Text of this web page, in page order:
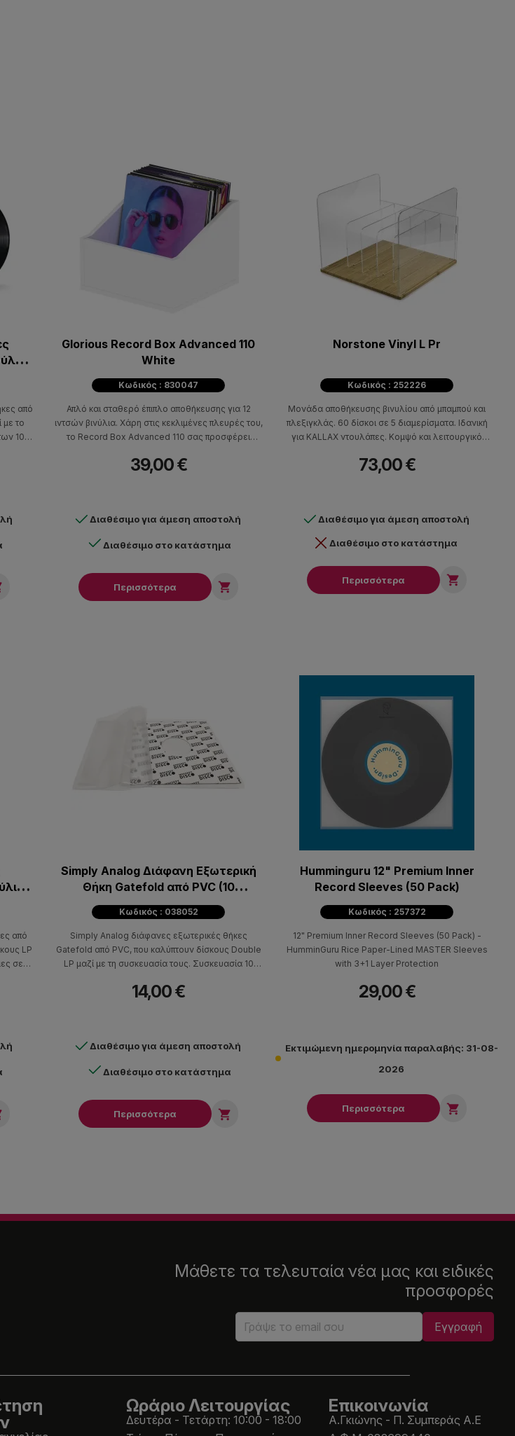
από
με το
100
Glorious Record Box Advanced 110
White
Κωδικός : 830047
Απλό και σταθερό έπιπλο αποθήκευσης για 12
ιντσών βινύλια. Χάρη στις κεκλιμένες πλευρές του,
το Record Box Advanced 110 σας προσφέρει
39,00 €
Διαθέσιμο για άμεση αποστολή
Διαθέσιμο στο κατάστημα
Περισσότερα 
Norstone Vinyl L Pr
Κωδικός : 252226
Μονάδα αποθήκευσης βινυλίου από μπαμπού και
πλεξιγκλάς. 60 δίσκοι σε 5 διαμερίσματα. Ιδανική
για KALLAX ντουλάπες. Κομψό και λειτουργικό
73,00 €
Διαθέσιμο για άμεση αποστολή
Διαθέσιμο στο κατάστημα
Περισσότερα 
από
LP
σε
Simply Analog Διάφανη Εξωτερική
Θήκη Gatefold από PVC (10
Τεμάχια)
Κωδικός : 038052
Simply Analog διάφανες εξωτερικές θήκες
Gatefold από PVC, που καλύπτουν δίσκους Double
LP μαζί με τη συσκευασία τους. Συσκευασία 10
14,00 €
Διαθέσιμο για άμεση αποστολή
Διαθέσιμο στο κατάστημα
Περισσότερα 
Humminguru 12" Premium Inner
Record Sleeves (50 Pack)
Κωδικός : 257372
12" Premium Inner Record Sleeves (50 Pack) -
HumminGuru Rice Paper-Lined MASTER Sleeves
with 3+1 Layer Protection
29,00 €
Εκτιμώμενη ημερομηνία παραλαβής: 31-08-
2026
Περισσότερα 
Μάθετε τα τελευταία νέα μας και ειδικές
προσφορές
Ωράριο Λειτουργίας
Δευτέρα - Τετάρτη: 10:00 - 18:00
Επικοινωνία
Α.Γκιώνης - Π. Συμπεράς Α.Ε